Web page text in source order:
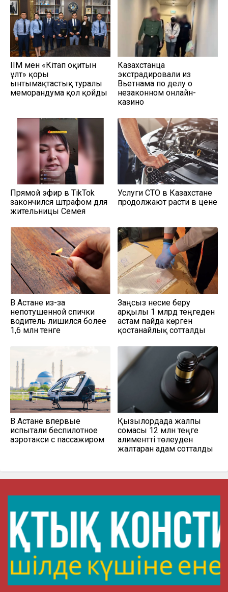
ІІМ мен «Кітап оқитын
ұлт» қоры
ынтымақтастық туралы
меморандумға қол қойды
Казахстанца
экстрадировали из
Вьетнама по делу о
незаконном онлайн-
казино
Прямой эфир в TikTok
закончился штрафом для
жительницы Семея
Услуги СТО в Казахстане
продолжают расти в цене
В Астане из-за
непотушенной спички
водитель лишился более
1,6 млн тенге
Заңсыз несие беру
арқылы 1 млрд теңгеден
астам пайда көрген
қостанайлық сотталды
В Астане впервые
испытали беспилотное
аэротакси с пассажиром
Қызылордада жалпы
сомасы 12 млн теңге
алиментті төлеуден
жалтарған адам сотталды